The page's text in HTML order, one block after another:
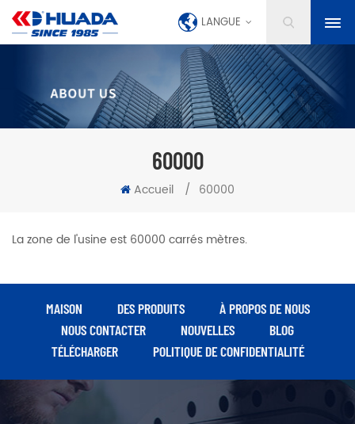
LANGUE
60000
Accueil / 60000
La zone de l'usine est 60000 carrés mètres.
MAISON DES PRODUITS
À PROPOS DE NOUS
NOUS CONTACTER
NOUVELLES
BLOG
TÉLÉCHARGER
POLITIQUE DE CONFIDENTIALITÉ